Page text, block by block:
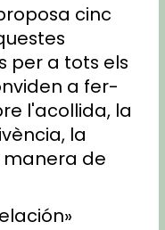
cinc
per a tots els
a fer-
l'acollida, la
la
manera de